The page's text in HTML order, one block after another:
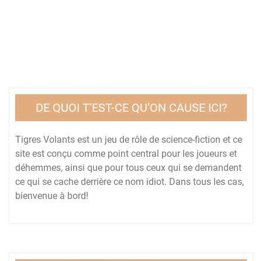
DE QUOI T’EST-CE QU’ON CAUSE ICI?
Tigres Volants est un jeu de rôle de science-fiction et ce
site est conçu comme point central pour les joueurs et
déhemmes, ainsi que pour tous ceux qui se demandent
ce qui se cache derrière ce nom idiot. Dans tous les cas,
bienvenue à bord!